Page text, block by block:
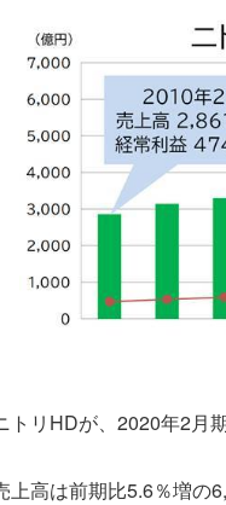
トリHDが、2020年2月
上高は前期比5.6％増の